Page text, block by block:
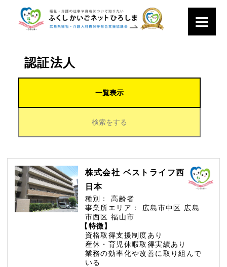
認証法人
一覧表示
検索をする
株式会社 ベストライフ西
日本
種別：
高齢者
事業所エリア：
広島市中区 広島
市西区福山市
【特徴】
資格取得支援制度あり
産休・育児休暇取得実績あり
業務の効率化や改善に取り組んで
いる